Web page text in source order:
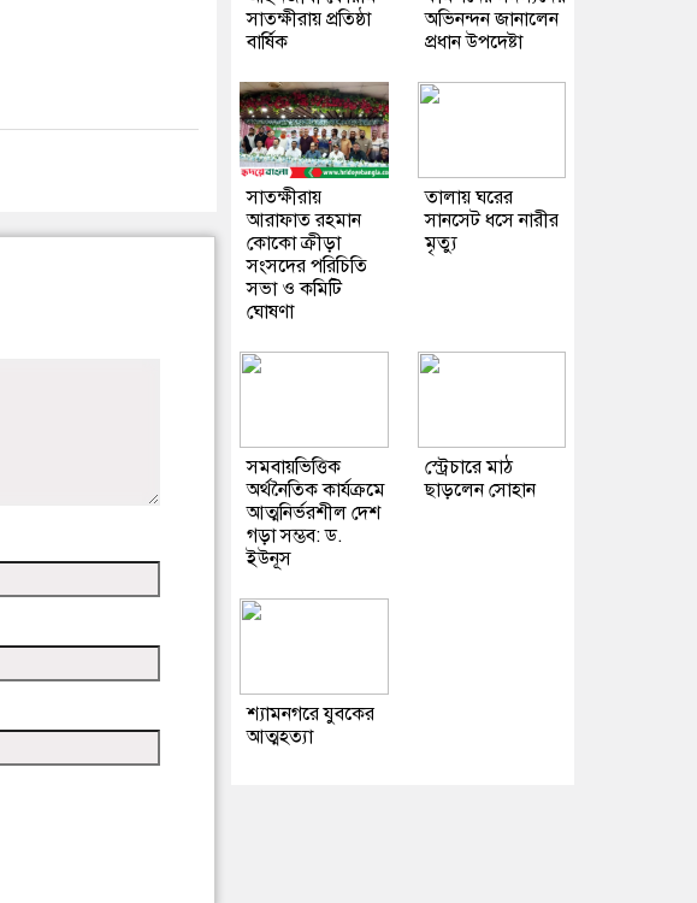
সাতক্ষীরায় প্রতিষ্ঠা
বার্ষিক
অভিনন্দন জানালেন
প্রধান উপদেষ্টা
সাতক্ষীরায়
আরাফাত রহমান
কোকো ক্রীড়া
সংসদের পরিচিতি
সভা ও কমিটি
ঘোষণা
তালায় ঘরের
সানসেট ধসে নারীর
মৃত্যু
সমবায়ভিত্তিক
অর্থনৈতিক কার্যক্রমে
আত্মনির্ভরশীল দেশ
গড়া সম্ভব: ড.
ইউনূস
স্ট্রেচারে মাঠ
ছাড়লেন সোহান
শ্যামনগরে যুবকের
আত্মহত্যা